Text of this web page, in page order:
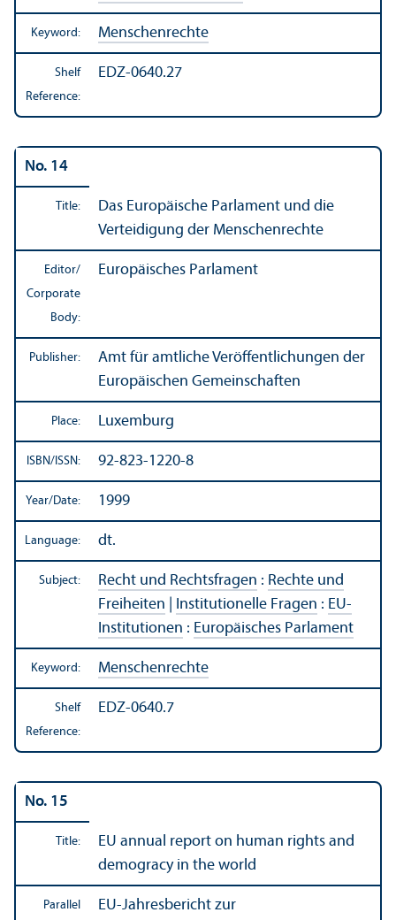
Keyword: Menschenrechte
Shelf
Reference:
EDZ-0640.27
No. 14
Title:
Das Europäische Parlament und die
Verteidigung der Menschenrechte
Editor/
Corporate
Body:
Europäisches Parlament
Publisher:
Amt für amtliche Veröffentlichungen der
Europäischen Gemeinschaften
Place: Luxemburg
ISBN/ISSN: 92-823-1220-8
Year/Date: 1999
Language: dt.
Subject: Recht und Rechtsfragen : Rechte und
Freiheiten
Institutionelle Fragen : EU-
Institutionen : Europäisches Parlament
Keyword: Menschenrechte
Shelf
Reference:
EDZ-0640.7
No. 15
Title:
EU annual report on human rights and
demogracy in the world
Parallel
EU-Jahresbericht zur